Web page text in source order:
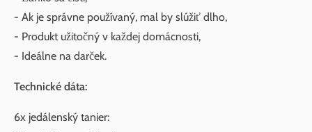
- Ak je správne používaný, mal by slúžiť dlho,
- Produkt užitočný v každej domácnosti,
- Ideálne na darček.
Technické dáta:
6x jedálenský tanier: